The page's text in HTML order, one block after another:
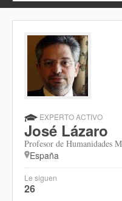
EXPERTO ACTIVO
José Lázaro
Profesor de Humanidades
España
Le siguen
26